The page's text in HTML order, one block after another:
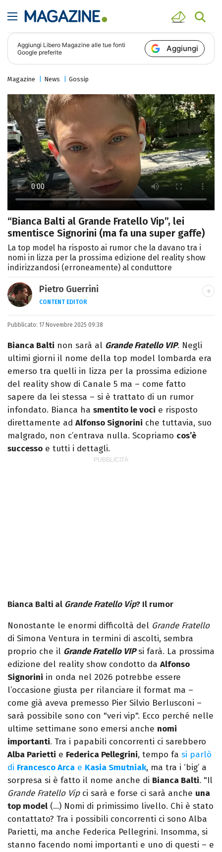
Aggiungi Libero Magazine alle tue fonti
Google preferite
Aggiungi
Magazine News Gossip
“Bianca Balti al Grande Fratello Vip”, lei
smentisce Signorini (ma fa una super gaffe)
La top model ha risposto ai rumor che la davano tra i
nomi in lizza per la prossima edizione del reality show
indirizzandosi (erroneamente) al conduttore
Pietro Guerrini
CONTENT EDITOR
Laurea in Lettere, smania di viaggi e
Pixar).
Pubblicato: 17 Novembre 2025 09:38
Bianca Balti non sarà al Grande Fratello VIP. Negli
ultimi giorni il nome della top model lombarda era
emerso tra quelli in lizza per la prossima edizione
del reality show di Canale 5 ma – come fatto
sapere da lei stessa – si è trattato di un rumor
infondato. Bianca ha smentito le voci e risposto
direttamente ad Alfonso Signorini che tuttavia, suo
malgrado, non c’entrava nulla. Scopriamo cos’è
successo e tutti i dettagli.
Bianca Balti al Grande Fratello Vip? Il rumor
Nonostante le enormi difficoltà del Grande Fratello
di Simona Ventura in termini di ascolti, sembra
proprio che il Grande Fratello VIPsi farà. La prossima
edizione del reality show condotto da Alfonso
Signorini in onda nel 2026 potrebbe essere
l’occasione giusta per rilanciare il format ma –
come già aveva premesso Pier Silvio Berlusconi –
sarà possibile sono con "veri vip". Ecco perché nelle
ultime settimane sono emersi anche nomi
importanti. Tra i papabili concorrenti ci sarebbero
Alba Parietti e Federica Pellegrini, tempo fa si parlò
di Francesco Arca e Kasia Smutniak, ma tra i ‘big’ a
sorpresa si è fatto il nome anche di Bianca Balti. "Il
Grande Fratello Vipci sarà e forse ci sarà anche una
top model (…) Nomi di primissimo livello. Chi è stato
contattato? Tra i possibili concorrenti ci sono Alba
Parietti, ma anche Federica Pellegrini. Insomma, si
stanno facendo nomi importanti e uno di questi – e